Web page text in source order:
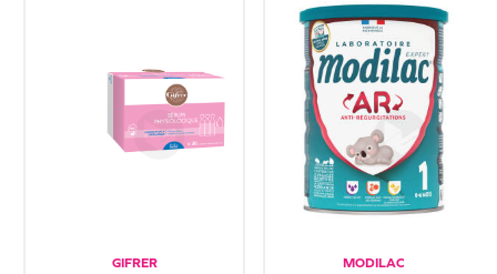
GIFRER
MODILAC